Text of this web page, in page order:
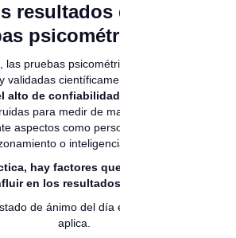
resultados de las
psicométricas?
las pruebas psicométricas bien
validadas científicamente
alto de confiabilidad
para medir de manera
aspectos como personalidad,
o inteligencia.
hay factores que pueden
en los resultados:
de ánimo del día en que se
aplica.